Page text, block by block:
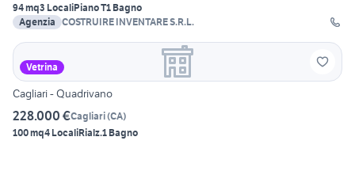
94 mq3 LocaliPiano T1 Bagno
Agenzia COSTRUIRE INVENTARE S.R.L.
Vetrina
Cagliari - Quadrivano
228.000 €Cagliari(CA)
100 mq4 LocaliRialz.1 Bagno